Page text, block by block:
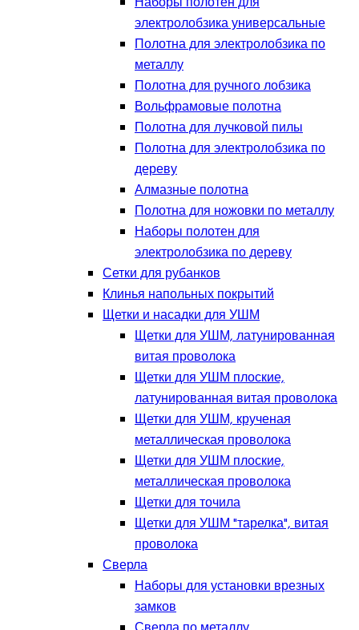
электролобзика универсальные
Полотна для электролобзика по
металлу
Полотна для ручного лобзика
Вольфрамовые полотна
Полотна для лучковой пилы
Полотна для электролобзика по
дереву
Алмазные полотна
Полотна для ножовки по металлу
Наборы полотен для
электролобзика по дереву
Сетки для рубанков
Клинья напольных покрытий
Щетки и насадки для УШМ
Щетки для УШМ, латунированная
витая проволока
Щетки для УШМ плоские,
латунированная витая проволока
Щетки для УШМ, крученая
металлическая проволока
Щетки для УШМ плоские,
металлическая проволока
Щетки для точила
Щетки для УШМ "тарелка", витая
проволока
Сверла
Наборы для установки врезных
замков